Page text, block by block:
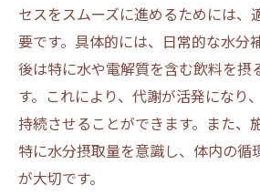
セスをスムーズに進めるためには、
要です。具体的には、日常的な水分
後は特に水や電解質を含む飲料を摂
す。これにより、代謝が活発になり
持続させることができます。また、
特に水分摂取量を意識し、体内の循
が大切です。